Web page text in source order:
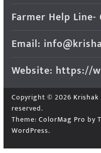
Farmer Help Line-
Email:
Website: https://
Copyright © 2026
reserved.
Theme: ColorMag Pro by
WordPress.